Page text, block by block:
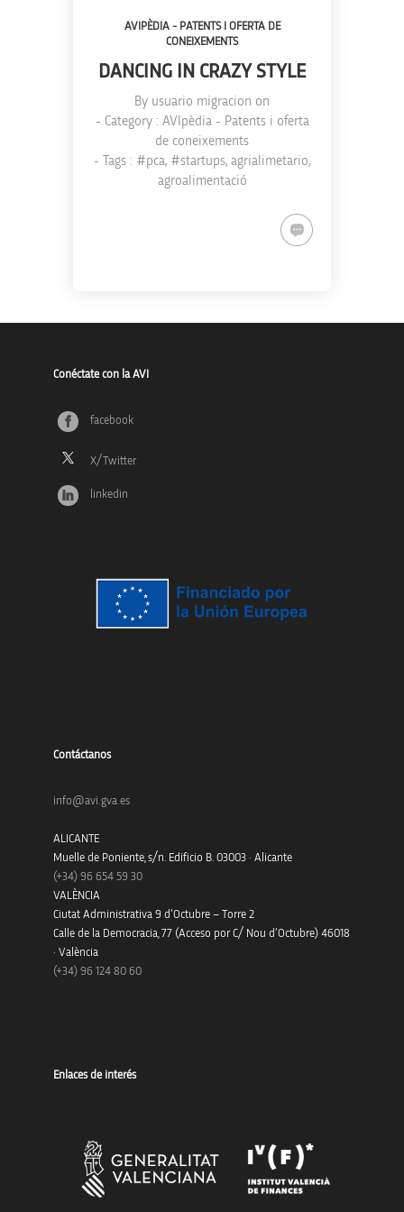
AVIPÈDIA - PATENTS I OFERTA DE
CONEIXEMENTS
DANCING IN CRAZY STYLE
By usuario migracion on
- Category : AVIpèdia - Patents i oferta
de coneixements
- Tags : #pca, #startups, agrialimetario,
agroalimentació
Conéctate con la AVI
facebook
linkedin
Contáctanos
info@avi.gva.es
ALICANTE
Muelle de Poniente, s/n. Edificio B. 03003 · Alicante
(+34) 96 654 59 30
VALÈNCIA
Ciutat Administrativa 9 d’Octubre – Torre 2
Calle de la Democracia, 77 (Acceso por C/ Nou d’Octubre) 46018
· València
(+34) 96 124 80 60
Enlaces de interés